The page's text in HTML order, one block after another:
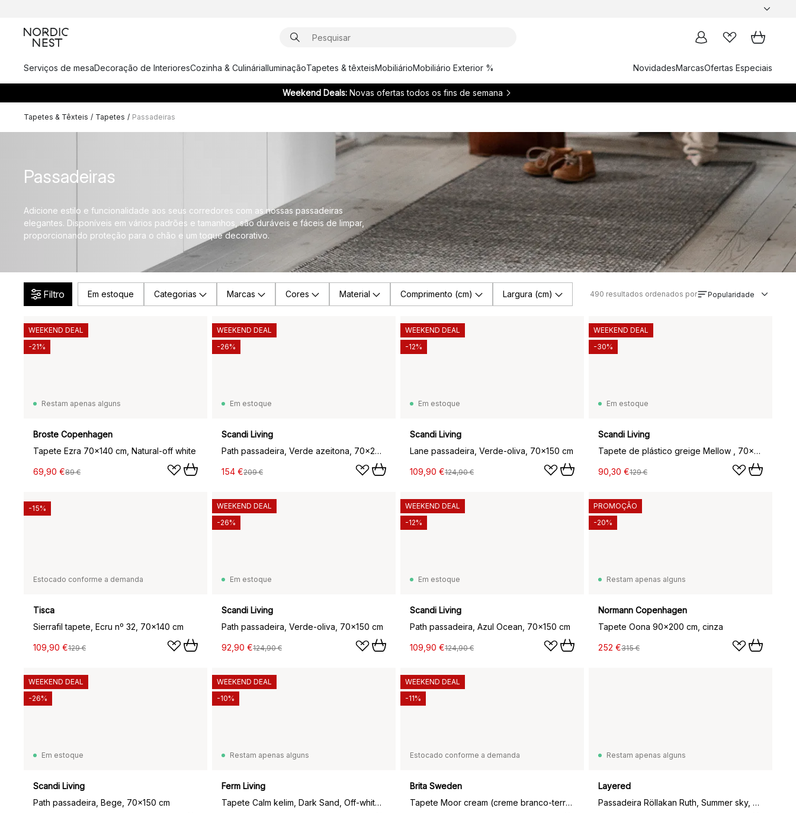
Serviços de mesaDecoração de InterioresCozinha & CulináriaIluminaçãoTapetes & têxteisMobiliárioMobiliário Exterior % NovidadesMarcasOfertas Especiais
Weekend Deals: Novas ofertas todos os fins de semana
Tapetes & Têxteis / Tapetes / Passadeiras
Passadeiras
Adicione estilo e funcionalidade aos seus corredores com as nossas passadeiras
elegantes. Disponíveis em vários padrões e tamanhos, são duráveis e fáceis de limpar,
proporcionando proteção para o chão e um toque decorativo.
Filtro Em estoque Categorias Marcas Cores Material Comprimento (cm) Largura (cm) 490 resultados ordenados por Popularidade
Restam apenas alguns
Broste Copenhagen
Tapete Ezra 70x140 cm, Natural-off white
69,90 €89 €
WEEKEND DEAL
-21%
Em estoque
Scandi Living
Path passadeira, Verde azeitona, 70x250 cm
154 €209 €
WEEKEND DEAL
-26%
Em estoque
Scandi Living
Lane passadeira, Verde‑oliva, 70x150 cm
109,90 €124,90 €
WEEKEND DEAL
-12%
Em estoque
Scandi Living
Tapete de plástico greige Mellow , 70x150cm
90,30 €129 €
WEEKEND DEAL
-30%
Estocado conforme a demanda
Tisca
Sierrafil tapete, Ecru nº 32, 70x140 cm
109,90 €129 €
-15%
Em estoque
Scandi Living
Path passadeira, Verde‑oliva, 70x150 cm
92,90 €124,90 €
WEEKEND DEAL
-26%
Em estoque
Scandi Living
Path passadeira, Azul Ocean, 70x150 cm
109,90 €124,90 €
WEEKEND DEAL
-12%
Restam apenas alguns
Normann Copenhagen
Tapete Oona 90x200 cm, cinza
252 €315 €
PROMOÇÃO
-20%
Em estoque
Scandi Living
Path passadeira, Bege, 70x150 cm
WEEKEND DEAL
-26%
Restam apenas alguns
Ferm Living
Tapete Calm kelim, Dark Sand, Off-white, 80x200 cm
WEEKEND DEAL
-10%
Estocado conforme a demanda
Brita Sweden
Tapete Moor cream (creme branco-terracota), 70x200 cm
WEEKEND DEAL
-11%
Restam apenas alguns
Layered
Passadeira Röllakan Ruth, Summer sky, 75x240 cm